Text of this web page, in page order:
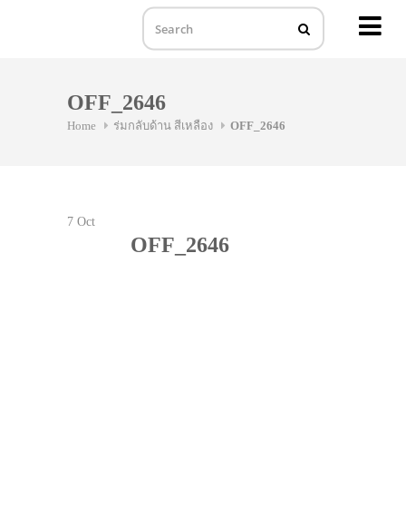
OFF_2646
Home ร่มกลับด้าน สีเหลือง OFF_2646
7 Oct
OFF_2646